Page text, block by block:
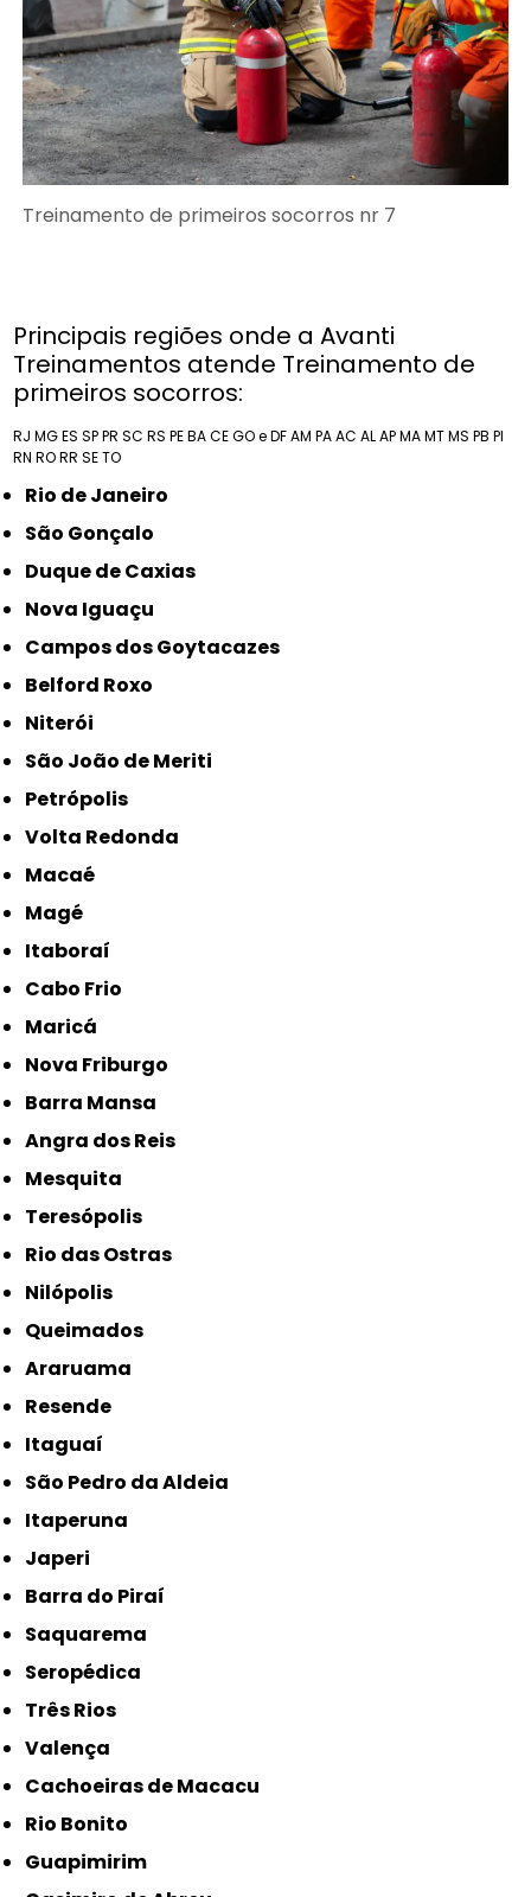
Treinamento de primeiros socorros nr 7
Principais regiões onde a Avanti
Treinamentos atende Treinamento de
primeiros socorros:
RJ MGES SPPR SC RS PEBACEGO e DFAM PAAC ALAPMAMTMS PB PI
RN RORR SETO
Rio de Janeiro
São Gonçalo
Duque de Caxias
Nova Iguaçu
Campos dos Goytacazes
Belford Roxo
Niterói
São João de Meriti
Petrópolis
Volta Redonda
Macaé
Magé
Itaboraí
Cabo Frio
Maricá
Nova Friburgo
Barra Mansa
Angra dos Reis
Mesquita
Teresópolis
Rio das Ostras
Nilópolis
Queimados
Araruama
Resende
Itaguaí
São Pedro da Aldeia
Itaperuna
Japeri
Barra do Piraí
Saquarema
Seropédica
Três Rios
Valença
Cachoeiras de Macacu
Rio Bonito
Guapimirim